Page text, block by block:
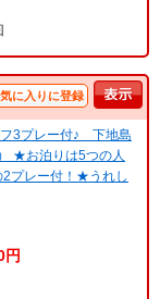
に入りに登録
3プレー付♪ 下地島
★お泊りは5つの人
プレー付！★うれし
円